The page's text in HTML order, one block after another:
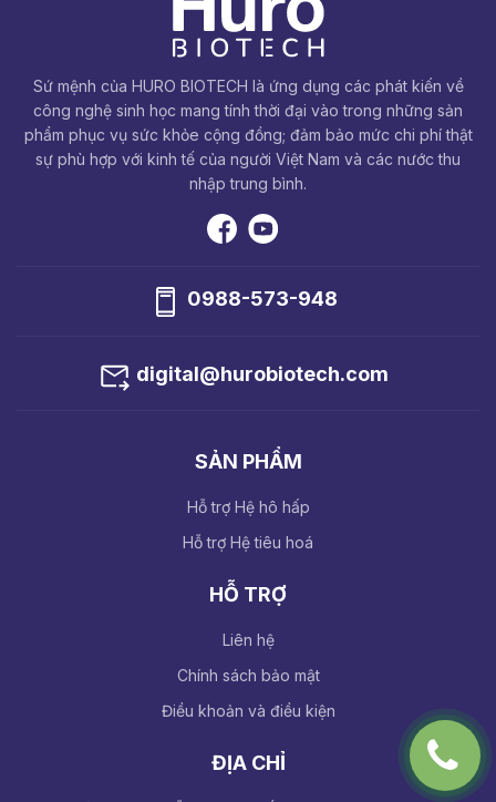
Sứ mệnh của HURO BIOTECH là ứng dụng các phát kiến về
công nghệ sinh học mang tính thời đại vào trong những sản
phẩm phục vụ sức khỏe cộng đồng; đảm bảo mức chi phí thật
sự phù hợp với kinh tế của người Việt Nam và các nước thu
nhập trung bình.
0988-573-948
digital@hurobiotech.com
SẢN PHẨM
Hỗ trợ Hệ hô hấp
Hỗ trợ Hệ tiêu hoá
HỖ TRỢ
Liên hệ
Chính sách bảo mật
Điều khoản và điều kiện
ĐỊA CHỈ